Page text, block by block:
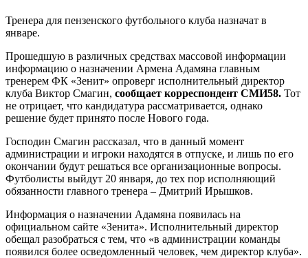
Тренера для пензенского футбольного клуба назначат в
январе.
Прошедшую в различных средствах массовой информации
информацию о назначении Армена Адамяна главным
тренерем ФК «Зенит» опроверг исполнительный директор
клуба Виктор Смагин, сообщает корреспондент СМИ58. Тот
не отрицает, что кандидатура рассматривается, однако
решение будет принято после Нового года.
Господин Смагин рассказал, что в данный момент
администрации и игроки находятся в отпуске, и лишь по его
окончании будут решаться все организационные вопросы.
Футболисты выйдут 20 января, до тех пор исполняющий
обязанности главного тренера – Дмитрий Ирышков.
Информация о назначении Адамяна появилась на
официальном сайте «Зенита». Исполнительный директор
обещал разобраться с тем, что «в администрации команды
появился более осведомленный человек, чем директор клуба».